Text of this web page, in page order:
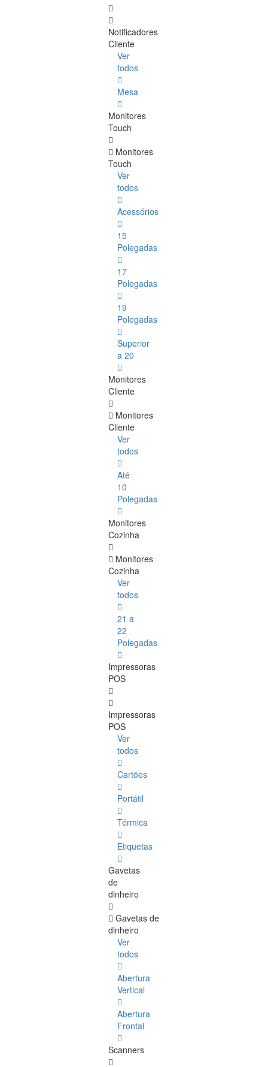
Notificadores
Cliente
Ver
todos
Mesa
Monitores
Touch
Monitores
Touch
Ver
todos
Acessórios
15
Polegadas
17
Polegadas
19
Polegadas
Superior
a 20
Monitores
Cliente
Monitores
Cliente
Ver
todos
Até
10
Polegadas
Monitores
Cozinha
Monitores
Cozinha
Ver
todos
21 a
22
Polegadas
Impressoras
POS
Impressoras
POS
Ver
todos
Cartões
Portátil
Térmica
Etiquetas
Gavetas
de
dinheiro
Gavetas de
dinheiro
Ver
todos
Abertura
Vertical
Abertura
Frontal
Scanners